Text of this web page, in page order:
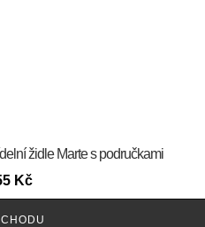
židle Marte s područkami
Kč